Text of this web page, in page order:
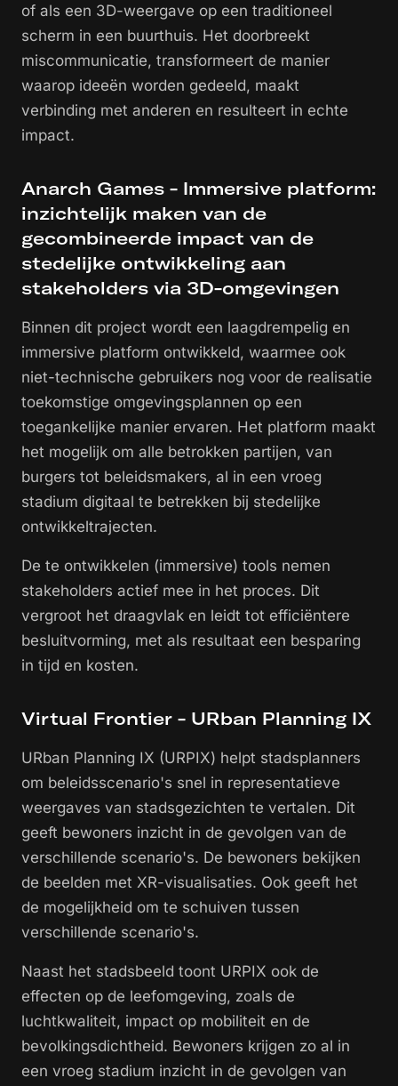
of als een 3D-weergave op een traditioneel
scherm in een buurthuis. Het doorbreekt
miscommunicatie, transformeert de manier
waarop ideeën worden gedeeld, maakt
verbinding met anderen en resulteert in echte
impact.
Anarch Games - Immersive platform:
inzichtelijk maken van de
gecombineerde impact van de
stedelijke ontwikkeling aan
stakeholders via 3D-omgevingen
Binnen dit project wordt een laagdrempelig en
immersive platform ontwikkeld, waarmee ook
niet-technische gebruikers nog voor de realisatie
toekomstige omgevingsplannen op een
toegankelijke manier ervaren. Het platform maakt
het mogelijk om alle betrokken partijen, van
burgers tot beleidsmakers, al in een vroeg
stadium digitaal te betrekken bij stedelijke
ontwikkeltrajecten.
De te ontwikkelen (immersive) tools nemen
stakeholders actief mee in het proces. Dit
vergroot het draagvlak en leidt tot efficiëntere
besluitvorming, met als resultaat een besparing
in tijd en kosten.
Virtual Frontier - URban Planning IX
URban Planning IX (URPIX) helpt stadsplanners
om beleidsscenario's snel in representatieve
weergaves van stadsgezichten te vertalen. Dit
geeft bewoners inzicht in de gevolgen van de
verschillende scenario's. De bewoners bekijken
de beelden met XR-visualisaties. Ook geeft het
de mogelijkheid om te schuiven tussen
verschillende scenario's.
Naast het stadsbeeld toont URPIX ook de
effecten op de leefomgeving, zoals de
luchtkwaliteit, impact op mobiliteit en de
bevolkingsdichtheid. Bewoners krijgen zo al in
een vroeg stadium inzicht in de gevolgen van